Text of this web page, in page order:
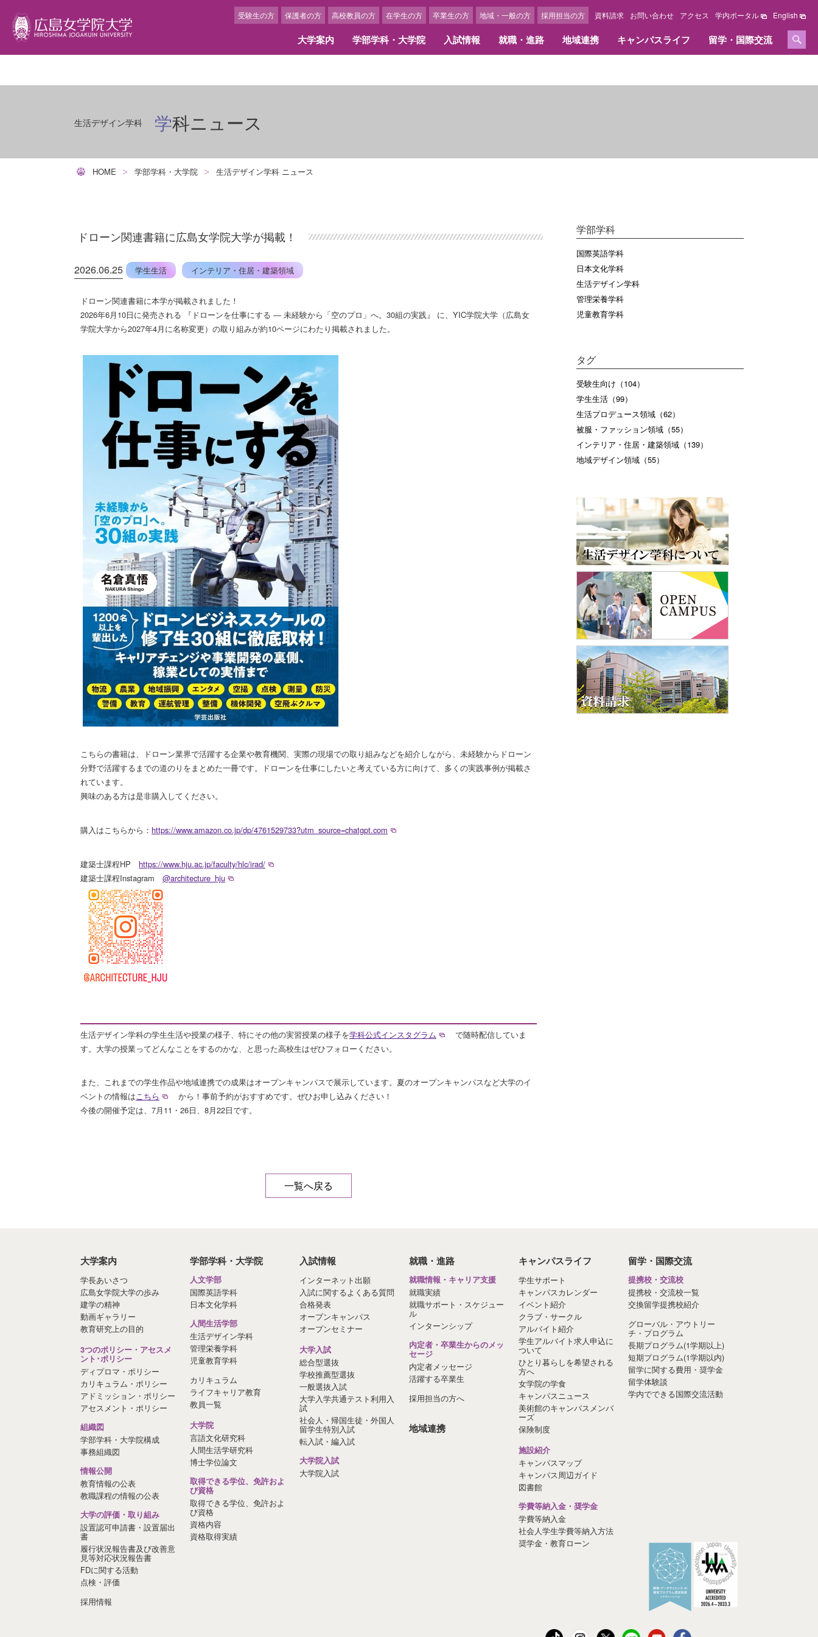
資料請求 お問い合わせ アクセス 学内ポータル English
大学案内
大学概要
研究科・専攻の人材養成に関する目的
3つのポリシー
アドミッション・ポリシー
情報公開
FDに関する活動
採用情報
学部学科・大学院
学部学科
教員一覧
大学院 学位、免許および資格
入試情報 就職・進路
就職情報・キャリア支援 内定者・卒業生からのメッセージ 採用担当の方へ
地域連携 キャンパスライフ
学生サポート
アカデミック・サポート・センター
宗教センター
キャンパスカレンダー 学生生活
保険制度
施設紹介
学費等納入金
社会人学生学費等納入方法
奨学金・教育ローン
留学・国際交流
提携校・交流校一覧
短期プログラム（1学期以内）
留学に関する費用・奨学金
受験生の方 保護者の方 高校教員の方 在学生の方 卒業生の方 地域・一般の方 採用担当の方
生活デザイン学科 学科ニュース
HOME 学部学科・大学院 生活デザイン学科 ニュース
ドローン関連書籍に広島女学院大学が掲載！
2026.06.25 学生生活 インテリア・住居・建築領域
ドローン関連書籍に本学が掲載されました！
2026年6月10日に発売される 『ドローンを仕事にする ― 未経験から「空のプロ」へ。30組の実践』 に、YIC学院大学（広島女
学院大学から2027年4月に名称変更）の取り組みが約10ページにわたり掲載されました。
こちらの書籍は、ドローン業界で活躍する企業や教育機関、実際の現場での取り組みなどを紹介しながら、未経験からドローン
分野で活躍するまでの道のりをまとめた一冊です。ドローンを仕事にしたいと考えている方に向けて、多くの実践事例が掲載さ
れています。
興味のある方は是非購入してください。
購入はこちらから： https://www.amazon.co.jp/dp/4761529733?utm_source=chatgpt.com
建築士課程HP https://www.hju.ac.jp/faculty/hlc/irad/
建築士課程Instagram @architecture_hju
生活デザイン学科の学生生活や授業の様子、特にその他の実習授業の様子を学科公式インスタグラム
で随時配信していま
す。大学の授業ってどんなことをするのかな、と思った高校生はぜひフォローください。
また、これまでの学生作品や地域連携での成果はオープンキャンパスで展示しています。夏のオープンキャンパスなど大学のイ
ベントの情報はこちら
から！事前予約がおすすめです。ぜひお申し込みください！
今後の開催予定は、7月11・26日、8月22日です。
一覧へ戻る
学部学科
国際英語学科
日本文化学科
生活デザイン学科
管理栄養学科
児童教育学科
タグ
受験生向け（104）
学生生活（99）
生活プロデュース領域（62）
被服・ファッション領域（55）
インテリア・住居・建築領域（139）
地域デザイン領域（55）
大学案内
学長あいさつ
広島女学院大学の歩み
建学の精神
動画ギャラリー
教育研究上の目的
3つのポリシー・アセスメ
ント･ポリシー
ディプロマ・ポリシー
カリキュラム・ポリシー
アドミッション・ポリシー
アセスメント・ポリシー
組織図
学部学科・大学院構成
事務組織図
情報公開
教育情報の公表
教職課程の情報の公表
大学の評価・取り組み
設置認可申請書・設置届出
書
履行状況報告書及び改善意
見等対応状況報告書
FDに関する活動
点検・評価
採用情報
学部学科・大学院
人文学部
国際英語学科
日本文化学科
人間生活学部
生活デザイン学科
管理栄養学科
児童教育学科
カリキュラム
ライフキャリア教育
教員一覧
大学院
言語文化研究科
人間生活学研究科
博士学位論文
取得できる学位、免許およ
び資格
取得できる学位、免許およ
び資格
資格内容
資格取得実績
入試情報
インターネット出願
入試に関するよくある質問
合格発表
オープンキャンパス
オープンセミナー
大学入試
総合型選抜
学校推薦型選抜
一般選抜入試
大学入学共通テスト利用入
試
社会人・帰国生徒・外国人
留学生特別入試
転入試・編入試
大学院入試
大学院入試
就職・進路
就職情報・キャリア支援
就職実績
就職サポート・スケジュー
ル
インターンシップ
内定者・卒業生からのメッ
セージ
内定者メッセージ
活躍する卒業生
採用担当の方へ
地域連携
キャンパスライフ
学生サポート
キャンパスカレンダー
イベント紹介
クラブ・サークル
アルバイト紹介
学生アルバイト求人申込に
ついて
ひとり暮らしを希望される
方へ
女学院の学食
キャンパスニュース
美術館のキャンパスメンバ
ーズ
保険制度
施設紹介
キャンパスマップ
キャンパス周辺ガイド
図書館
学費等納入金・奨学金
学費等納入金
社会人学生学費等納入方法
奨学金・教育ローン
留学・国際交流
提携校・交流校
提携校・交流校一覧
交換留学提携校紹介
グローバル・アウトリー
チ・プログラム
長期プログラム(1学期以上)
短期プログラム(1学期以内)
留学に関する費用・奨学金
留学体験談
学内でできる国際交流活動